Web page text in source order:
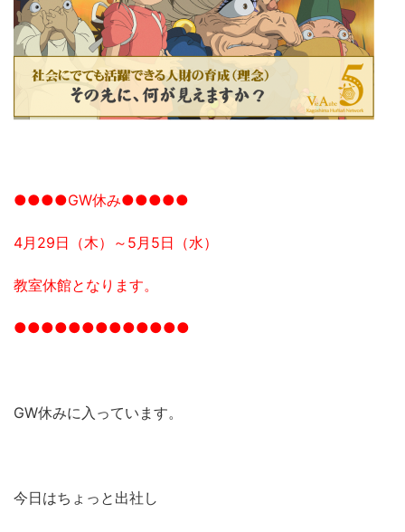
●●●●GW休み●●●●●
4月29日（木）～5月5日（水）
教室休館となります。
●●●●●●●●●●●●●
GW休みに入っています。
今日はちょっと出社し